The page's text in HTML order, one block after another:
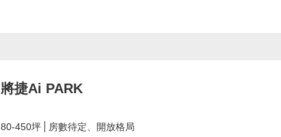
將捷Ai PARK
80-450坪
房數待定、開放格局